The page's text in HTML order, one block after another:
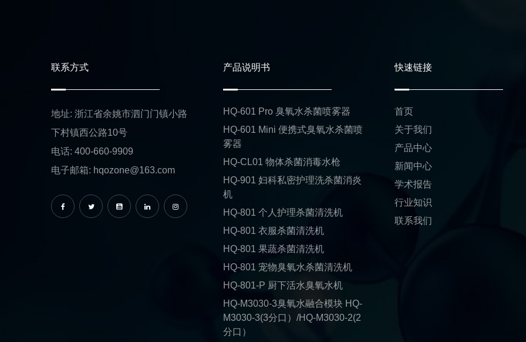
联系方式
地址: 浙江省余姚市泗门门镇小路
下村镇西公路10号
电话: 400-660-9909
电子邮箱: hqozone@163.com
产品说明书
HQ-601 Pro 臭氧水杀菌喷雾器
HQ-601 Mini 便携式臭氧水杀菌喷
雾器
HQ-CL01 物体杀菌消毒水枪
HQ-901 妇科私密护理洗杀菌消炎
机
HQ-801 个人护理杀菌清洗机
HQ-801 衣服杀菌清洗机
HQ-801 果蔬杀菌清洗机
HQ-801 宠物臭氧水杀菌清洗机
HQ-801-P 厨下活水臭氧水机
HQ-M3030-3臭氧水融合模块 HQ-
M3030-3(3分口）/HQ-M3030-2(2
分口）
快速链接
首页
关于我们
产品中心
新闻中心
学术报告
行业知识
联系我们